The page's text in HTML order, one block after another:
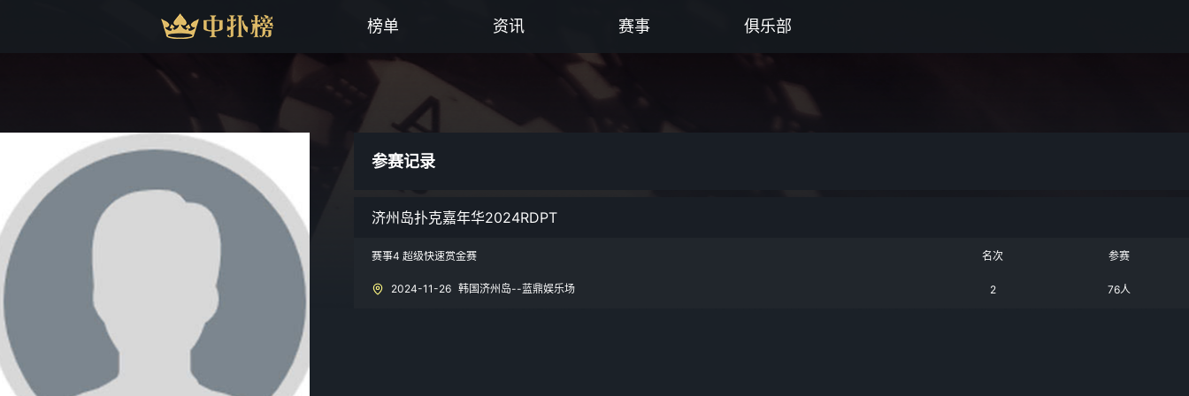
榜单 资讯 赛事 俱乐部
参赛记录
济州岛扑克嘉年华2024RDPT
赛事4 超级快速赏金赛
2024-11-26 韩国济州岛--蓝鼎娱乐场
名次
2
参赛
76人